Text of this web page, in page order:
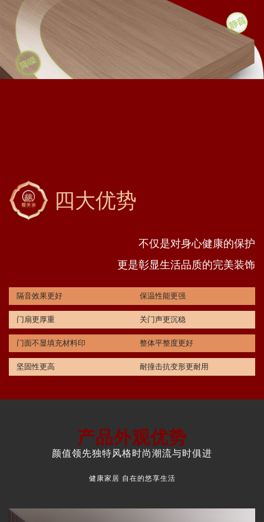
四大优势
不仅是对身心健康的保护
更是彰显生活品质的完美装饰
隔音效果更好 保温性能更强
门扇更厚重 关门声更沉稳
门面不显填充材料印 整体平整度更好
坚固性更高 耐撞击抗变形更耐用
产品外观优势
颜值领先独特风格时尚潮流与时俱进
健康家居 自在的悠享生活